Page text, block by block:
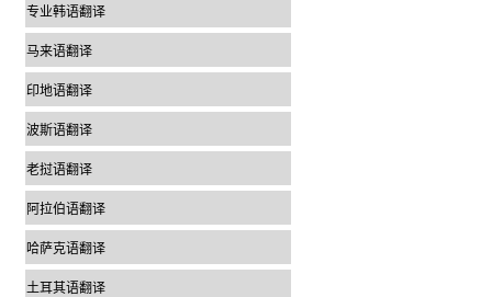
专业韩语翻译
马来语翻译
印地语翻译
波斯语翻译
老挝语翻译
阿拉伯语翻译
哈萨克语翻译
土耳其语翻译